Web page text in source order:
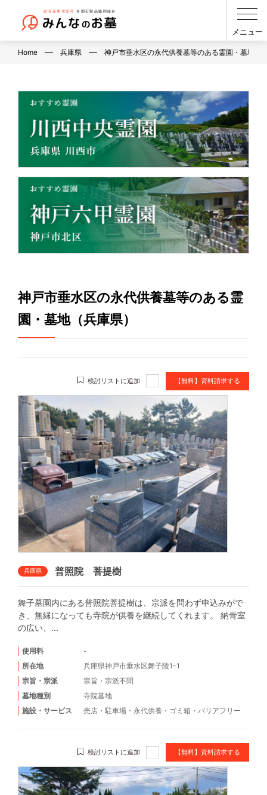
メニュー
Home 兵庫県 神戸市垂水区の永代供養墓等のある霊園・墓地（
神戸市垂水区の永代供養墓等のある霊
園・墓地（兵庫県）
検討リストに追加 【無料】資料請求する
兵庫県 普照院 菩提樹
舞子墓園内にある普照院菩提樹は、宗派を問わず申込みがで
き、無縁になっても寺院が供養を継続してくれます。 納骨室
の広い、...
使用料
-
所在地
兵庫県神戸市垂水区舞子陵1-1
宗旨・宗派
宗旨・宗派不問
墓地種別
寺院墓地
施設・サービス
売店 ・ 駐車場 ・ 永代供養 ・ ゴミ箱 ・ バリアフリー
検討リストに追加 【無料】資料請求する